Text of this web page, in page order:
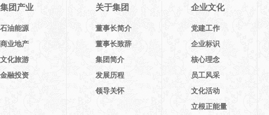
集团产业
石油能源
商业地产
文化旅游
金融投资
关于集团
董事长简介
董事长致辞
集团简介
发展历程
领导关怀
企业文化
党建工作
企业标识
核心理念
员工风采
文化活动
立根正能量